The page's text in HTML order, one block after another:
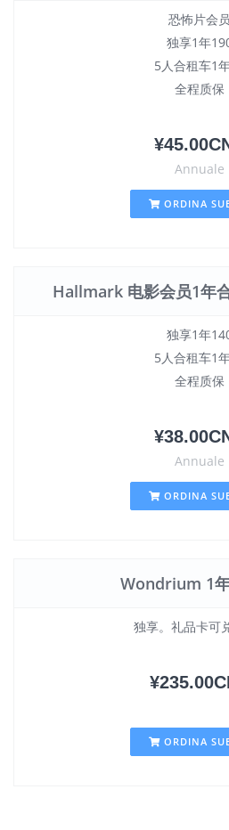
恐怖片会员
独享1年
5人合租车1
全程质保
Annuale
ORDINA
Hallmark 电影会员1年
独享1年
5人合租车1
全程质保
Annuale
ORDINA
Wondrium 1
独享。礼品卡可
ORDINA